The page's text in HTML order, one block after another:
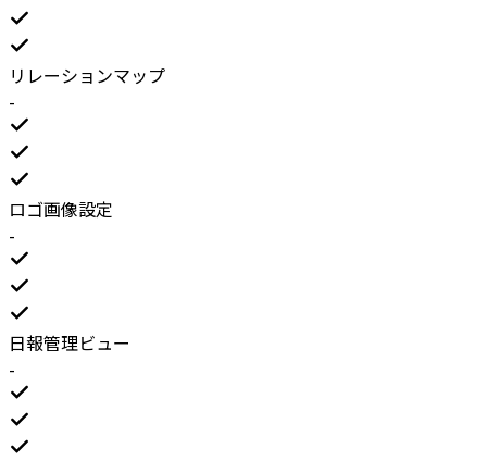
リレーションマップ
-
ロゴ画像設定
-
日報管理ビュー
-